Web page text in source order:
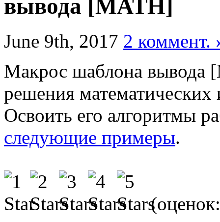
вывода [MATH]
June 9th, 2017 2 коммент.
Макрос шаблона вывода
решения математических
Освоить его алгоритмы
следующие примеры.